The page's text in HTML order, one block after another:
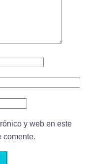
y web en este
comente.